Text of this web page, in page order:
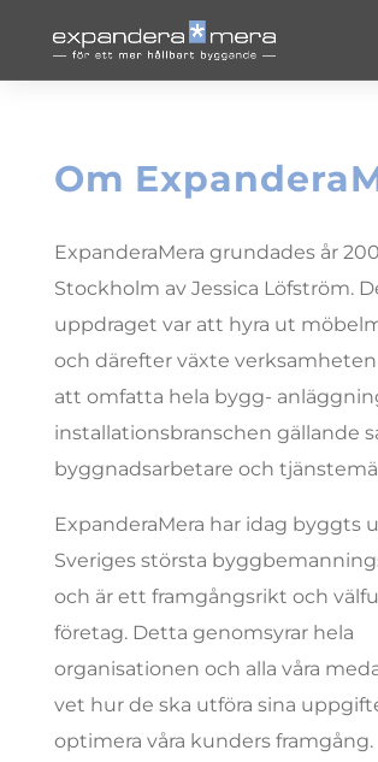
Om
ExpanderaMera grundades år
Stockholm av Jessica Löfström.
uppdraget var att hyra ut
och därefter växte
att omfatta hela bygg-
installationsbranschen gällande
byggnadsarbetare och
ExpanderaMera har idag byggts
Sveriges största
och är ett framgångsrikt och
företag. Detta genomsyrar hela
organisationen och alla våra
vet hur de ska utföra sina
optimera våra kunders framgång.